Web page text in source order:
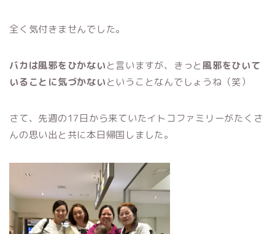
全く気付きませんでした。
バカは風邪をひかないと言いますが、きっと風邪をひいて
いることに気づかないということなんでしょうね（笑）
さて、先週の17日から来ていたイトコファミリーがたくさ
んの思い出と共に本日帰国しました。